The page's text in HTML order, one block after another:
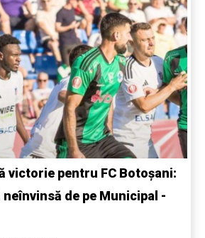
victorie pentru FC Botoșani:
de pe Municipal -